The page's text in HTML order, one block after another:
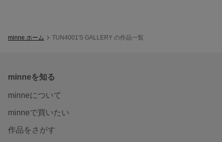
minne ホーム TUN4001'S GALLERY の作品一覧
minneを知る
minneについて
minneで買いたい
作品をさがす